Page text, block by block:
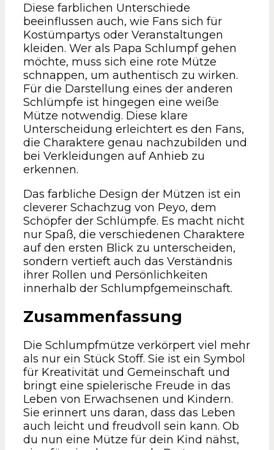
Diese farblichen Unterschiede
beeinflussen auch, wie Fans sich für
Kostümpartys oder Veranstaltungen
kleiden. Wer als Papa Schlumpf gehen
möchte, muss sich eine rote Mütze
schnappen, um authentisch zu wirken.
Für die Darstellung eines der anderen
Schlümpfe ist hingegen eine weiße
Mütze notwendig. Diese klare
Unterscheidung erleichtert es den Fans,
die Charaktere genau nachzubilden und
bei Verkleidungen auf Anhieb zu
erkennen.
Das farbliche Design der Mützen ist ein
cleverer Schachzug von Peyo, dem
Schöpfer der Schlümpfe. Es macht nicht
nur Spaß, die verschiedenen Charaktere
auf den ersten Blick zu unterscheiden,
sondern vertieft auch das Verständnis
ihrer Rollen und Persönlichkeiten
innerhalb der Schlumpfgemeinschaft.
Zusammenfassung
Die Schlumpfmütze verkörpert viel mehr
als nur ein Stück Stoff. Sie ist ein Symbol
für Kreativität und Gemeinschaft und
bringt eine spielerische Freude in das
Leben von Erwachsenen und Kindern.
Sie erinnert uns daran, dass das Leben
auch leicht und freudvoll sein kann. Ob
du nun eine Mütze für dein Kind nähst,